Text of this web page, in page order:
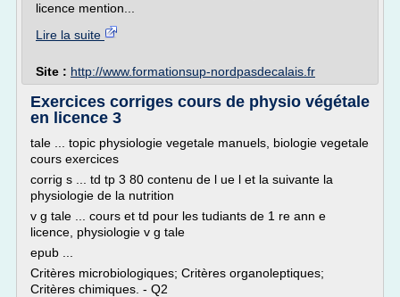
licence mention...
Lire la suite
Site : http://www.formationsup-nordpasdecalais.fr
Exercices corriges cours de physio végétale
en licence 3
tale ... topic physiologie vegetale manuels, biologie vegetale
cours exercices
corrig s ... td tp 3 80 contenu de l ue l et la suivante la
physiologie de la nutrition
v g tale ... cours et td pour les tudiants de 1 re ann e
licence, physiologie v g tale
epub ...
Critères microbiologiques; Critères organoleptiques;
Critères chimiques. - Q2